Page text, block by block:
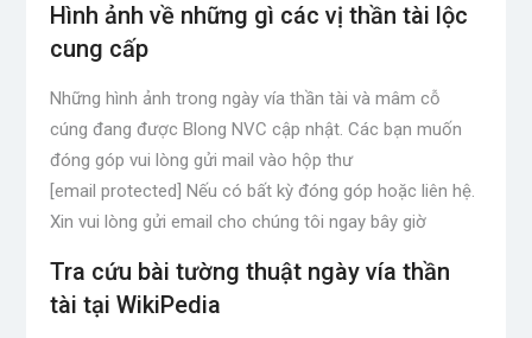
Hình ảnh về những gì các vị thần tài lộc
cung cấp
Những hình ảnh trong ngày vía thần tài và mâm cỗ
cúng đang được Blong NVC cập nhật. Các bạn muốn
đóng góp vui lòng gửi mail vào hộp thư
[email protected] Nếu có bất kỳ đóng góp hoặc liên hệ.
Xin vui lòng gửi email cho chúng tôi ngay bây giờ
Tra cứu bài tường thuật ngày vía thần
tài tại WikiPedia